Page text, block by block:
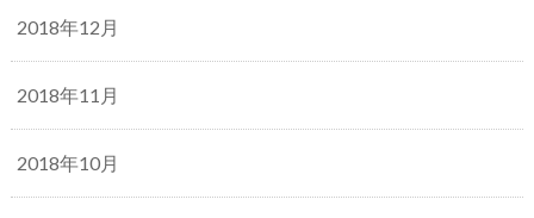
2018年12月
2018年11月
2018年10月